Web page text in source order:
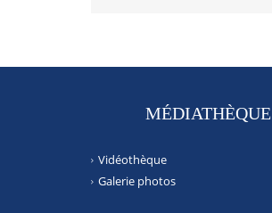
MÉDIATHÈQUE
Vidéothèque
Galerie photos